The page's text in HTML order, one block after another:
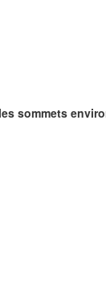
sommets